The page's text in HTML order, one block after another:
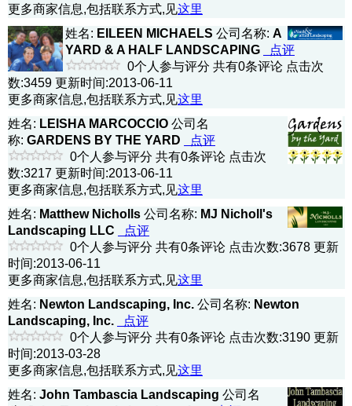
更多商家信息,包括联系方式,见这里
姓名: EILEEN MICHAELS 公司名称: A
YARD & A HALF LANDSCAPING
点评
0个人参与评分 共有0条评论 点击次
数:3459 更新时间:2013-06-11
更多商家信息,包括联系方式,见这里
姓名: LEISHA MARCOCCIO 公司名
称: GARDENS BY THE YARD
点评
0个人参与评分 共有0条评论 点击次
数:3217 更新时间:2013-06-11
更多商家信息,包括联系方式,见这里
姓名: Matthew Nicholls 公司名称: MJ Nicholl's
Landscaping LLC
点评
0个人参与评分 共有0条评论 点击次数:3678 更新
时间:2013-06-11
更多商家信息,包括联系方式,见这里
姓名: Newton Landscaping, Inc. 公司名称: Newton
Landscaping, Inc.
点评
0个人参与评分 共有0条评论 点击次数:3190 更新
时间:2013-03-28
更多商家信息,包括联系方式,见这里
姓名: John Tambascia Landscaping 公司名